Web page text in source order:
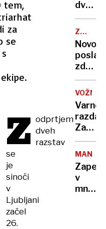
tem,
za
se
Z odprtjem
dveh
razstav
se
je
sinoči
v
Ljubljani
začel
26.
našli
sledi
in
droge
Novo
stanja
papeža
VOŽNJA
da
bomo
in
manj
v